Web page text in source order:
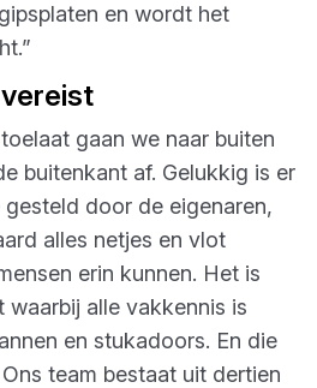
en wordt het
gaan we naar buiten
buitenkant af. Gelukkig is er
door de eigenaren,
alles netjes en vlot
erin kunnen. Het is
waarbij alle vakkennis is
en stukadoors. En die
team bestaat uit dertien